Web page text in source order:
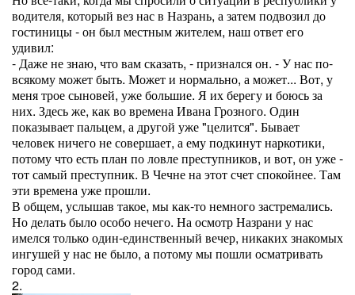
водителя, который вез нас в Назрань, а затем подвозил до
гостиницы - он был местным жителем, наш ответ его
удивил:
- Даже не знаю, что вам сказать, - признался он. - У нас по-
всякому может быть. Может и нормально, а может... Вот, у
меня трое сыновей, уже большие. Я их берегу и боюсь за
них. Здесь же, как во времена Ивана Грозного. Один
показывает пальцем, а другой уже "целится". Бывает
человек ничего не совершает, а ему подкинут наркотики,
потому что есть план по ловле преступников, и вот, он уже -
тот самый преступник. В Чечне на этот счет спокойнее. Там
эти времена уже прошли.
В общем, услышав такое, мы как-то немного застремались.
Но делать было особо нечего. На осмотр Назрани у нас
имелся только один-единственный вечер, никаких знакомых
ингушей у нас не было, а потому мы пошли осматривать
город сами.
2.